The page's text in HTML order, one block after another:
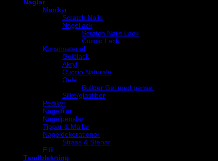
Naglar
Manikyr
Scratch Nails
Nagellack
Scratch Nails Lack
Cuccio Lack
Konstmaterial
Gelélack
Akryl
Cuccio Naturale
Gelé
Builder Gel med pensel
Silke/glasfiber
Pedikyr
Nagelfilar
Nagelpenslar
Tippar & Mallar
Nageldekorationer
Strass & Stenar
Elfil
Tandblekning